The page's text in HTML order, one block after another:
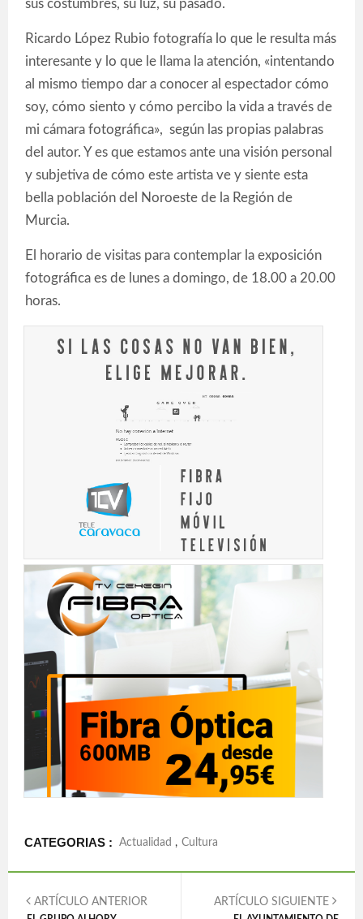
sus costumbres, su luz, su pasado.
Ricardo López Rubio fotografía lo que le resulta más
interesante y lo que le llama la atención, «intentando
al mismo tiempo dar a conocer al espectador cómo
soy, cómo siento y cómo percibo la vida a través de
mi cámara fotográfica», según las propias palabras
del autor. Y es que estamos ante una visión personal
y subjetiva de cómo este artista ve y siente esta
bella población del Noroeste de la Región de
Murcia.
El horario de visitas para contemplar la exposición
fotográfica es de lunes a domingo, de 18.00 a 20.00
horas.
CATEGORIAS : Actualidad , Cultura
ARTÍCULO ANTERIOR ARTÍCULO SIGUIENTE